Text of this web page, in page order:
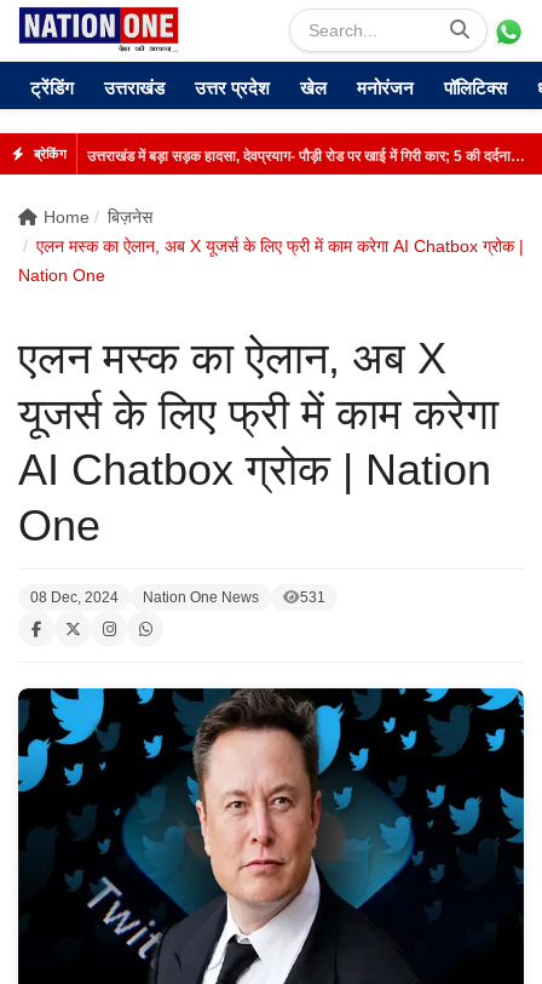
ब्रेकिंग उत्तराखंड में बड़ा सड़क हादसा, देवप्रयाग- पौड़ी रोड पर खाई में गिरी कार; 5 की दर्दनाक मौत
ट्रेंडिंग उत्तराखंड उत्तर प्रदेश खेल मनोरंजन पॉलिटिक्स
Home
बिज़नेस
एलन मस्क का ऐलान, अब X यूजर्स के लिए फ्री में काम करेगा AI Chatbox ग्रोक |
Nation One
एलन मस्क का ऐलान, अब X
यूजर्स के लिए फ्री में काम करेगा
AI Chatbox ग्रोक | Nation
One
08 Dec, 2024 Nation One News 531